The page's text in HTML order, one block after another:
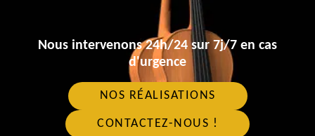
Nous intervenons 24h/24 sur 7j/7 en cas
d'urgence
NOS RÉALISATIONS
CONTACTEZ-NOUS !